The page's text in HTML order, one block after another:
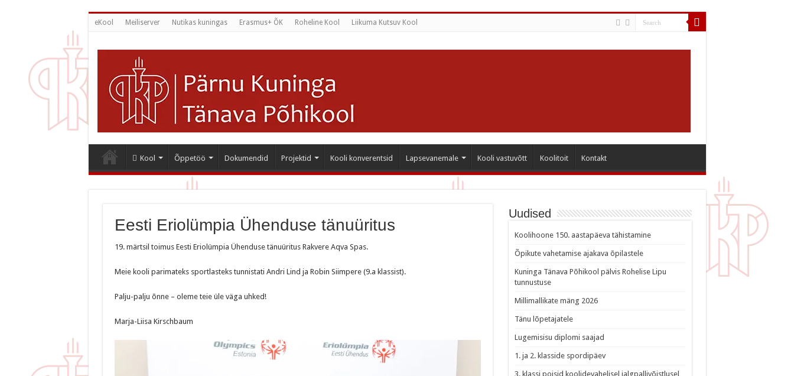
eKool Meiliserver Nutikas kuningas Erasmus+ ÕK Roheline Kool Liikuma Kutsuv Kool
Kool Õppetöö Dokumendid Projektid Kooli konverentsid Lapsevanemale Kooli vastuvõtt Koolitoit Kontakt
Eesti Eriolümpia Ühenduse tänuüritus
19. märtsil toimus Eesti Eriolümpia Ühenduse tänuüritus Rakvere Aqva Spas.
Meie kooli parimateks sportlasteks tunnistati Andri Lind ja Robin Siimpere (9.a klassist).
Palju-palju õnne – oleme teie üle väga uhked!
Marja-Liisa Kirschbaum
Uudised
Koolihoone 150. aastapäeva tähistamine
Õpikute vahetamise ajakava õpilastele
Kuninga Tänava Põhikool pälvis Rohelise Lipu
tunnustuse
Millimallikate mäng 2026
Tänu lõpetajatele
Lugemisisu diplomi saajad
1. ja 2. klasside spordipäev
3. klassi poisid koolidevahelisel jalgpallivõistlusel